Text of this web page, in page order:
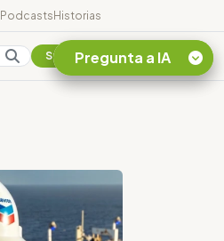
PodcastsHistorias
SuscribirsePregunta a IA
Listar destinos
Amazonia Ecuatoriana